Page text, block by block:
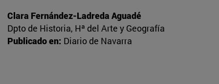
Clara Fernández-Ladreda Aguadé
Dpto de Historia, Hª del Arte y Geografía
Publicado en: Diario de Navarra